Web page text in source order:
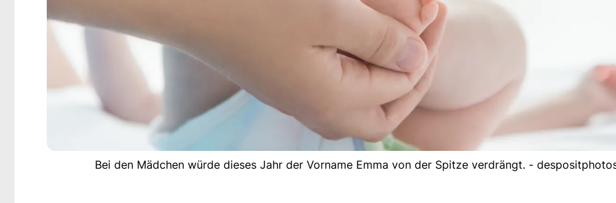
Bei den Mädchen würde dieses Jahr der Vorname Emma von der Spitze verdrängt. -